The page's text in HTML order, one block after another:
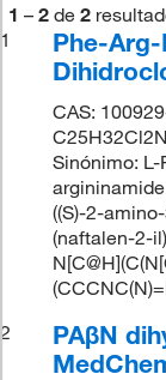
1 – 2 de 2
1
Phe-
CAS:
Sinónimo:
((S)-2-
(naftalen-2-
2
PAβN